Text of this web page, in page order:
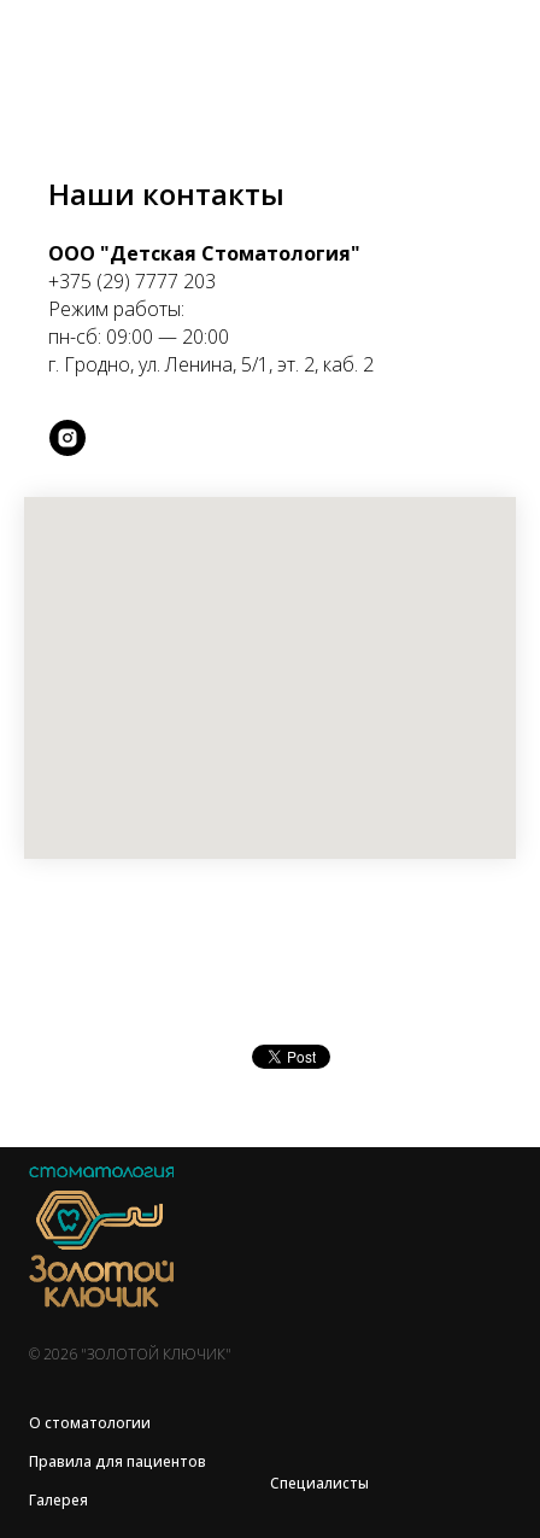
Наши контакты
ООО "Детская Стоматология"
+375 (29) 7777 203
Режим работы:
пн-сб: 09:00 — 20:00
г. Гродно, ул. Ленина, 5/1, эт. 2, каб. 2
© 2026 "ЗОЛОТОЙ КЛЮЧИК"
О стоматологии
Правила для пациентов
Галерея
Специалисты